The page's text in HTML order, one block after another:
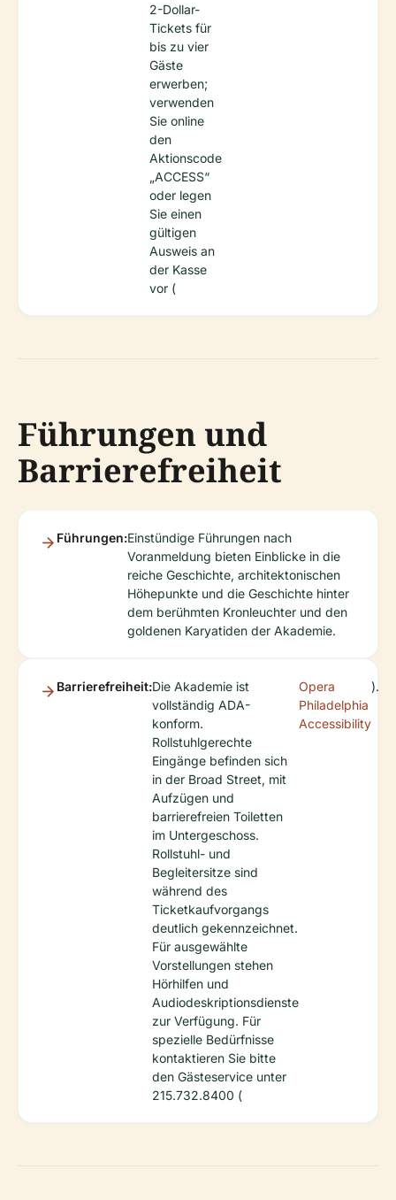
2-Dollar-
Tickets für
bis zu vier
Gäste
erwerben;
verwenden
Sie online
den
Aktionscode
„ACCESS“
oder legen
Sie einen
gültigen
Ausweis an
der Kasse
vor (
Führungen und
Barrierefreiheit
Führungen:Einstündige Führungen nach
Voranmeldung bieten Einblicke in die
reiche Geschichte, architektonischen
Höhepunkte und die Geschichte hinter
dem berühmten Kronleuchter und den
goldenen Karyatiden der Akademie.
Barrierefreiheit:Die Akademie ist
vollständig ADA-
konform.
Rollstuhlgerechte
Eingänge befinden sich
in der Broad Street, mit
Aufzügen und
barrierefreien Toiletten
im Untergeschoss.
Rollstuhl- und
Begleitersitze sind
während des
Ticketkaufvorgangs
deutlich gekennzeichnet.
Für ausgewählte
Vorstellungen stehen
Hörhilfen und
Audiodeskriptionsdienste
zur Verfügung. Für
spezielle Bedürfnisse
kontaktieren Sie bitte
den Gästeservice unter
215.732.8400 (
Opera
Philadelphia
Accessibility
).